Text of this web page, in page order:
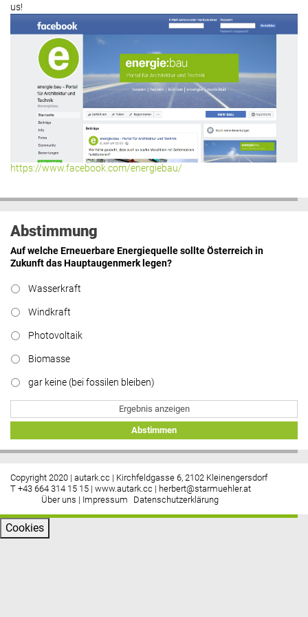
us!
https://www.facebook.com/energiebau/
Abstimmung
Auf welche Erneuerbare Energiequelle sollte Österreich in
Zukunft das Hauptaugenmerk legen?
Wasserkraft
Windkraft
Photovoltaik
Biomasse
gar keine (bei fossilen bleiben)
Ergebnis anzeigen
Abstimmen
Copyright 2020 | autark.cc | Kirchfeldgasse 6, 2102 Kleinengersdorf
T +43 664 314 15 15 | www.autark.cc | herbert@starmuehler.at
Über uns | Impressum Datenschutzerklärung
Cookies